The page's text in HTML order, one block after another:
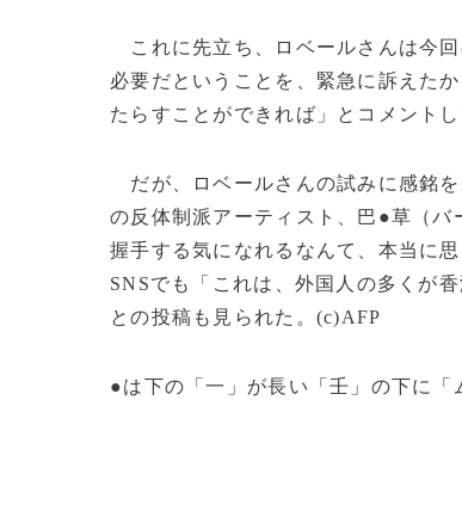
これに先立ち、ロベールさんは今
必要だということを、緊急に訴えた
たらすことができれば」とコメントし
だが、ロベールさんの試みに感銘
の反体制派アーティスト、巴●草（バ
握手する気になれるなんて、本当に
SNSでも「これは、外国人の多くが
との投稿も見られた。(c)AFP
●は下の「一」が長い「壬」の下に「